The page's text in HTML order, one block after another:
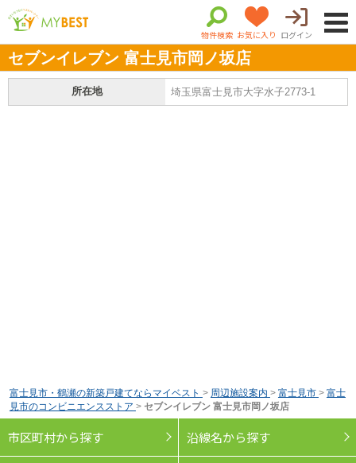
物件検索 お気に入り ログイン
セブンイレブン 富士見市岡ノ坂店
所在地 埼玉県富士見市大字水子2773-1
富士見市・鶴瀬の新築戸建てならマイベスト > 周辺施設案内 > 富士見市 > 富士
見市のコンビニエンスストア > セブンイレブン 富士見市岡ノ坂店
市区町村から探す 沿線名から探す